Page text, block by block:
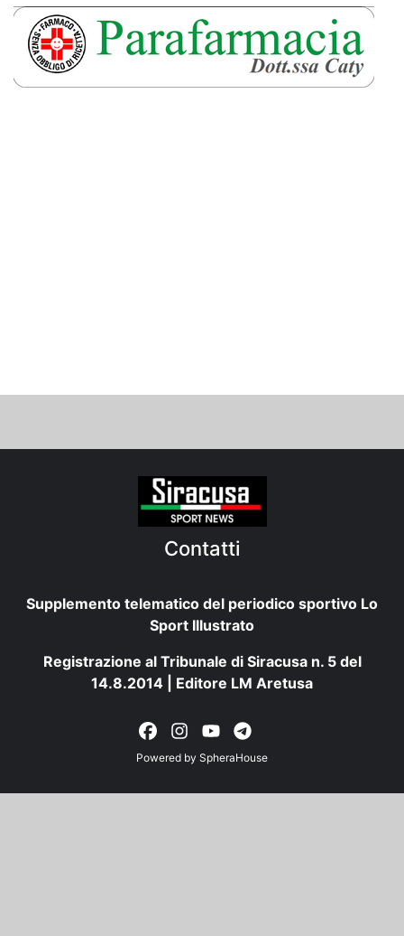
Contatti
Supplemento telematico del periodico sportivo Lo
Sport Illustrato
Registrazione al Tribunale di Siracusa n. 5 del
14.8.2014 | Editore LM Aretusa
Powered by SpheraHouse